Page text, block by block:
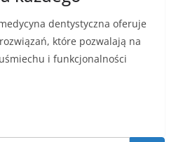
dentystyczna oferuje
które pozwalają na
i funkcjonalności